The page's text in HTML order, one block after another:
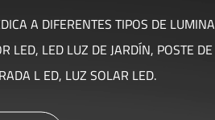
A DIFERENTES TIPOS DE
LED, LED LUZ DE JARDÍN, POSTE
L ED, LUZ SOLAR LED.